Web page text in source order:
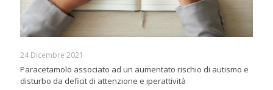
24 Dicembre 2021
Paracetamolo associato ad un aumentato rischio di autismo e
disturbo da deficit di attenzione e iperattività